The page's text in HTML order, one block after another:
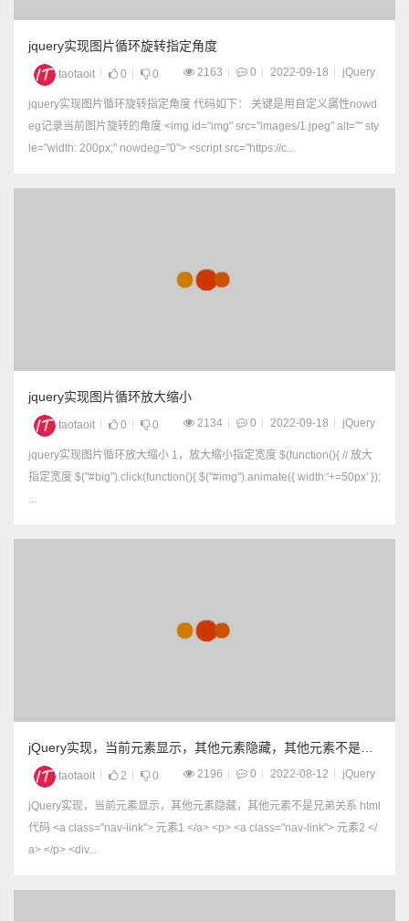
jquery实现图片循环旋转指定角度
taotaoit 0 0 2163 0 2022-09-18 jQuery
jquery实现图片循环旋转指定角度 代码如下： 关键是用自定义属性nowd
eg记录当前图片旋转的角度 <img id="img" src="images/1.jpeg" alt="" sty
le="width: 200px;" nowdeg="0"> <script src="https://c...
jquery实现图片循环放大缩小
taotaoit 0 0 2134 0 2022-09-18 jQuery
jquery实现图片循环放大缩小 1，放大缩小指定宽度 $(function(){ // 放大
指定宽度 $("#big").click(function(){ $("#img").animate({ width:'+=50px' });
...
jQuery实现，当前元素显示，其他元素隐藏，其他元素不是兄
弟关系taotaoit 2 0 2196 0 2022-08-12 jQuery
jQuery实现，当前元素显示，其他元素隐藏，其他元素不是兄弟关系 html
代码 <a class="nav-link"> 元素1 </a> <p> <a class="nav-link"> 元素2 </
a> </p> <div...